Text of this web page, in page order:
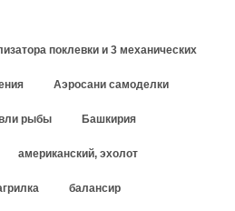
поклевки и 3 механических
Аэросани самоделки
рыбы Башкирия
американский, эхолот
балансир